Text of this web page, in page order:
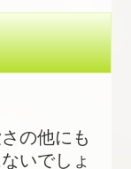
の他にも
いでしょ